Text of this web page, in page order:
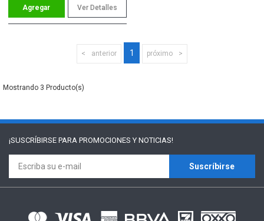
Ver Detalles
anterior 1 próximo
3
¡SUSCRÍBIRSE PARA PROMOCIONES Y NOTICIAS!
Suscríbirse